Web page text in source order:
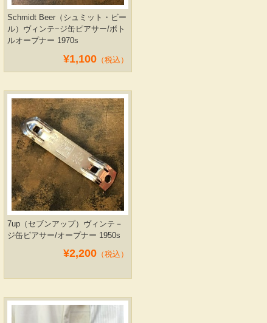
Schmidt Beer（シュミット・ビー
ル）ヴィンテ−ジ缶ピアサー/ボト
ルオープナー 1970s
¥1,100 （税込）
7up（セブンアップ）ヴィンテ－
ジ缶ピアサー/オープナー 1950s
¥2,200 （税込）